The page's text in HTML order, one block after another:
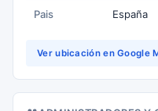
Pais España
Ver ubicación en Google